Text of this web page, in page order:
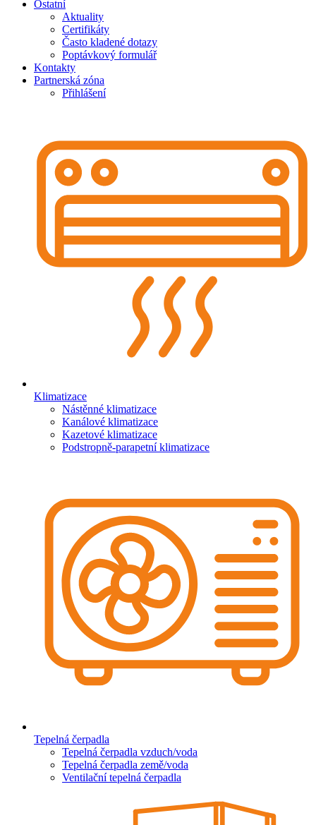
Ostatní
Aktuality
Certifikáty
Často kladené dotazy
Poptávkový formulář
Kontakty
Partnerská zóna
Přihlášení
Klimatizace
Nástěnné klimatizace
Kanálové klimatizace
Kazetové klimatizace
Podstropně-parapetní klimatizace
Tepelná čerpadla
Tepelná čerpadla vzduch/voda
Tepelná čerpadla země/voda
Ventilační tepelná čerpadla